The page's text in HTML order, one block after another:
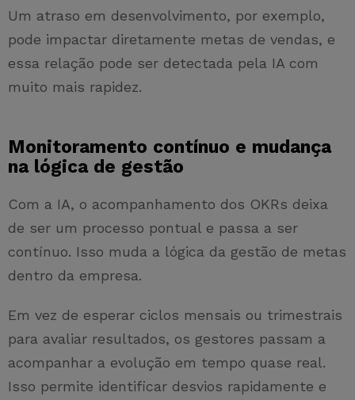
Um atraso em desenvolvimento, por exemplo,
pode impactar diretamente metas de vendas, e
essa relação pode ser detectada pela IA com
muito mais rapidez.
Monitoramento contínuo e mudança
na lógica de gestão
Com a IA, o acompanhamento dos OKRs deixa
de ser um processo pontual e passa a ser
contínuo. Isso muda a lógica da gestão de metas
dentro da empresa.
Em vez de esperar ciclos mensais ou trimestrais
para avaliar resultados, os gestores passam a
acompanhar a evolução em tempo quase real.
Isso permite identificar desvios rapidamente e